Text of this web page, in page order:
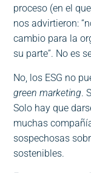
proceso (en el
nos advirtieron:
cambio para la
su parte”. No es
No, los ESG no
green marketing.
Solo hay que
muchas
sospechosas
sostenibles.